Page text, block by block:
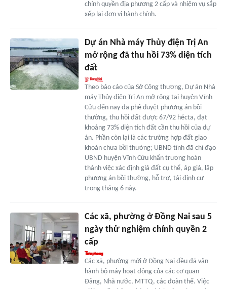
chính quyền địa phương 2 cấp và nhiệm vụ sắp
xếp lại đơn vị hành chính.
Dự án Nhà máy Thủy điện Trị An
mở rộng đã thu hồi 73% diện tích
đất
Theo báo cáo của Sở Công thương, Dự án Nhà
máy Thủy điện Trị An mở rộng tại huyện Vĩnh
Cửu đến nay đã phê duyệt phương án bồi
thường, thu hồi đất được 67/92 hécta, đạt
khoảng 73% diện tích đất cần thu hồi của dự
án. Phần còn lại là các trường hợp đất giao
khoán chưa bồi thường; UBND tỉnh đã chỉ đạo
UBND huyện Vĩnh Cửu khẩn trương hoàn
thành việc xác định giá đất cụ thể, áp giá, lập
phương án bồi thường, hỗ trợ, tái định cư
trong tháng 6 này.
Các xã, phường ở Đồng Nai sau 5
ngày thử nghiệm chính quyền 2
cấp
Các xã, phường mới ở Đồng Nai đều đã vận
hành bộ máy hoạt động của các cơ quan
Đảng, Nhà nước, MTTQ, các đoàn thể. Việc